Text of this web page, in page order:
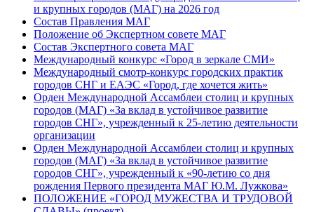
и крупных городов (МАГ) на 2026 год
Состав Правления МАГ
Положение об Экспертном совете МАГ
Состав Экспертного совета МАГ
Международный конкурс «Город в зеркале СМИ»
Международный смотр-конкурс городских практик
городов СНГ и ЕАЭС «Город, где хочется жить»
Орден Международной Ассамблеи столиц и крупных
городов (МАГ) «За вклад в устойчивое развитие
городов СНГ», учрежденный к 25-летию деятельности
организации
Орден Международной Ассамблеи столиц и крупных
городов (МАГ) «За вклад в устойчивое развитие
городов СНГ», учрежденный к «90-летию со дня
рождения Первого президента МАГ Ю.М. Лужкова»
ПОЛОЖЕНИЕ «ГОРОД МУЖЕСТВА И ТРУДОВОЙ